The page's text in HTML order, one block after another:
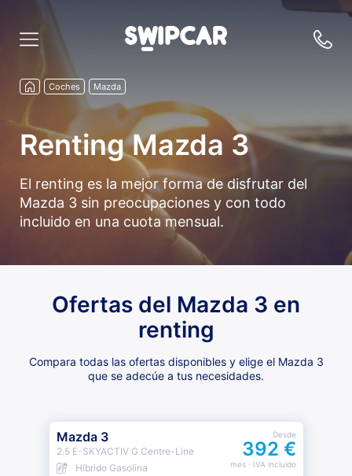
Coches Mazda
Renting Mazda 3
El renting es la mejor forma de disfrutar del
Mazda 3 sin preocupaciones y con todo
incluido en una cuota mensual.
Ofertas del Mazda 3 en
renting
Compara todas las ofertas disponibles y elige el Mazda 3
que se adecúe a tus necesidades.
Mazda 3
2.5 E-SKYACTIV G Centre-Line
Híbrido Gasolina
Desde
392 €
mes· IVA incluido